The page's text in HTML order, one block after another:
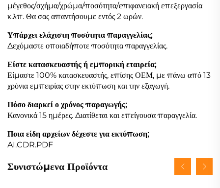
μέγεθος/σχήμα/χρώμα/ποσότητα/επιφανειακή επεξεργασία
κ.λπ. Θα σας απαντήσουμε εντός 2 ωρών.
Υπάρχει ελάχιστη ποσότητα παραγγελίας;
Δεχόμαστε οποιαδήποτε ποσότητα παραγγελίας.
Είστε κατασκευαστής ή εμπορική εταιρεία;
Είμαστε 100% κατασκευαστής, επίσης ΟΕΜ, με πάνω από 13
χρόνια εμπειρίας στην εκτύπωση και την εξαγωγή.
Πόσο διαρκεί ο χρόνος παραγωγής;
Κανονικά 15 ημέρες. Διατίθεται και επείγουσα παραγγελία.
Ποια είδη αρχείων δέχεστε για εκτύπωση;
AI.CDR.PDF
Συνιστώμενα Προϊόντα